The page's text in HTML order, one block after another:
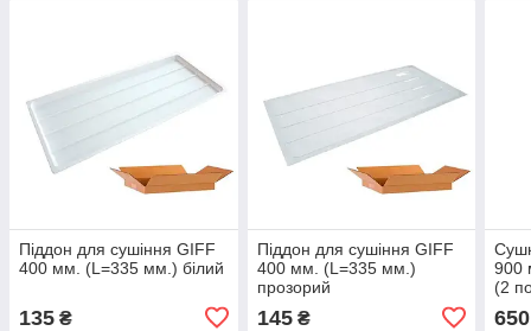
Піддон для сушіння GIFF
400 мм. (L=335 мм.) білий
135 ₴
Піддон для сушіння GIFF
400 мм. (L=335 мм.)
прозорий
145₴
900
(2
650